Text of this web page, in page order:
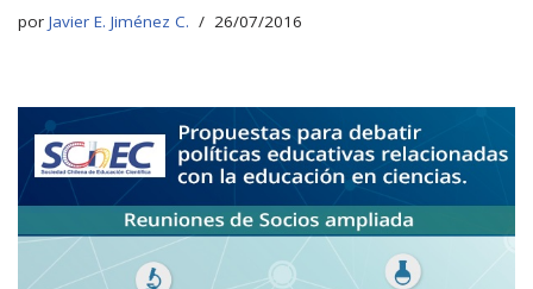
por Javier E. Jiménez C. 26/07/2016